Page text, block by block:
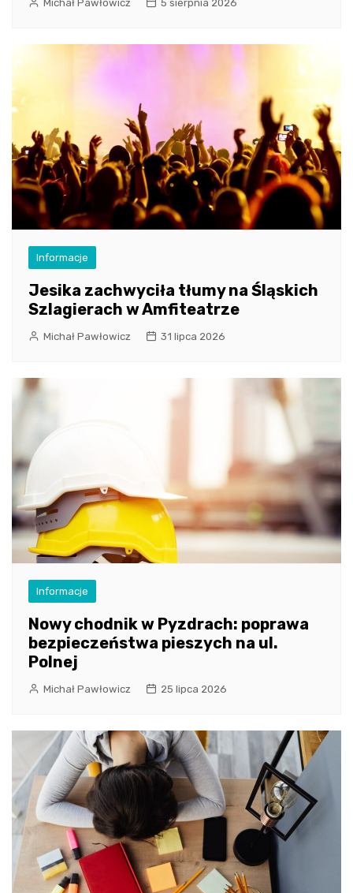
Michał Pawłowicz 5 sierpnia 2026
Informacje
Jesika zachwyciła tłumy na Śląskich
Szlagierach w Amfiteatrze
Michał Pawłowicz 31 lipca 2026
Informacje
Nowy chodnik w Pyzdrach: poprawa
bezpieczeństwa pieszych na ul.
Polnej
Michał Pawłowicz 25 lipca 2026